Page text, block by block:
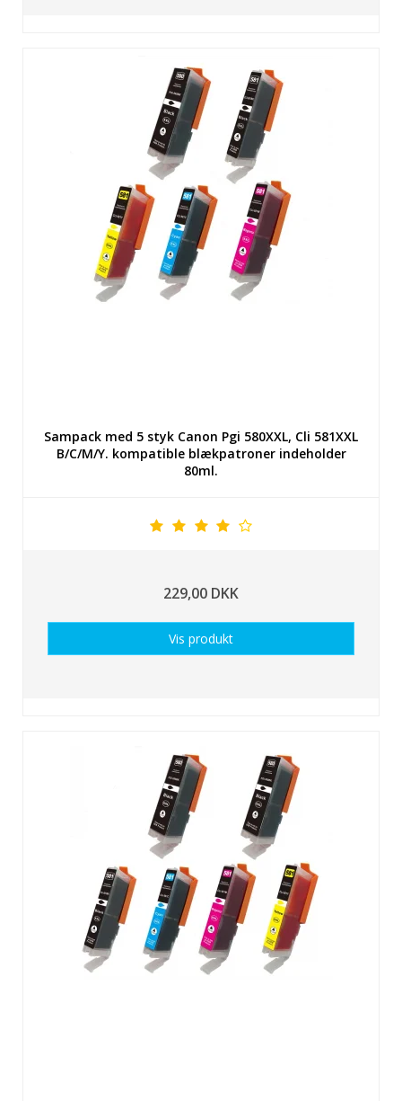
Sampack med 5 styk Canon Pgi 580XXL, Cli 581XXL
B/C/M/Y. kompatible blækpatroner indeholder
80ml.
229,00 DKK
Vis produkt